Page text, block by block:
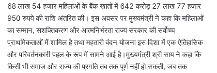
68 लाख 54 हजार महिलाओं के बैंक खातों में 642 करोड़ 27 लाख 77 हजार
950 रुपये की राशि अंतरित की। इस अवसर पर मुख्यमंत्री ने कहा कि महिलाओं
का सम्मान, सशक्तिकरण और आत्मनिर्भरता राज्य सरकार की सर्वोच्च
प्राथमिकताओं में शामिल है तथा महतारी वंदन योजना इस दिशा में एक ऐतिहासिक
और परिवर्तनकारी पहल के रूप में सामने आई है।मुख्यमंत्री श्री साय ने कहा कि
किसी भी समाज और राज्य की प्रगति तब तक पूर्ण नहीं हो सकती, जब तक